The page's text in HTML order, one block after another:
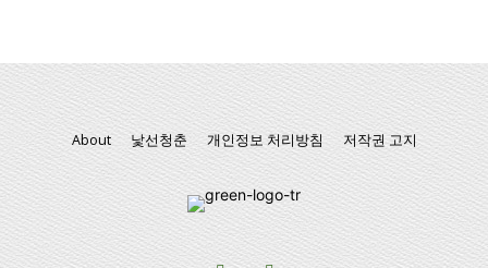
About 낯선청춘 개인정보 처리방침 저작권 고지